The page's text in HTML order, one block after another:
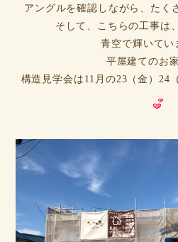
アングルを確認しながら、たく
そして、こちらの工事は
青空で輝いてい
平屋建てのお
構造見学会は11月の23（金）24